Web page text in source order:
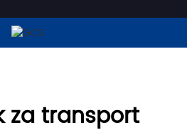
Paleta
za transport